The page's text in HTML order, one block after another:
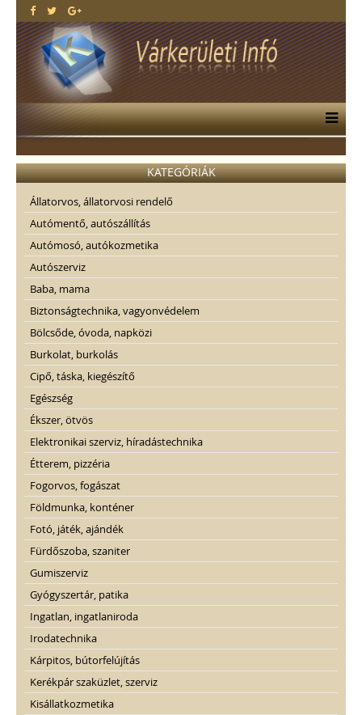
KATEGÓRIÁK
Állatorvos, állatorvosi rendelő
Autómentő, autószállítás
Autómosó, autókozmetika
Autószerviz
Baba, mama
Biztonságtechnika, vagyonvédelem
Bölcsőde, óvoda, napközi
Burkolat, burkolás
Cipő, táska, kiegészítő
Egészség
Ékszer, ötvös
Elektronikai szerviz, híradástechnika
Étterem, pizzéria
Fogorvos, fogászat
Földmunka, konténer
Fotó, játék, ajándék
Fürdőszoba, szaniter
Gumiszerviz
Gyógyszertár, patika
Ingatlan, ingatlaniroda
Irodatechnika
Kárpitos, bútorfelújítás
Kerékpár szaküzlet, szerviz
Kisállatkozmetika